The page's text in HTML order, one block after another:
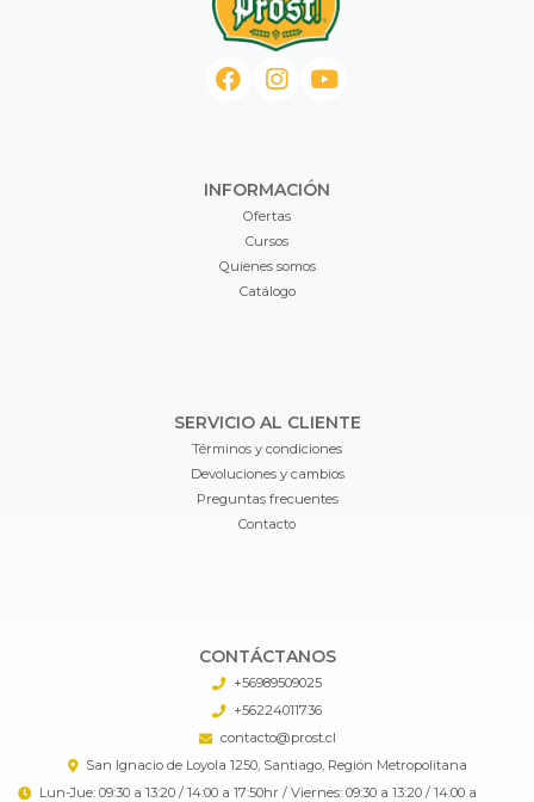
INFORMACIÓN
Ofertas
Cursos
Quienes somos
Catálogo
SERVICIO AL CLIENTE
Términos y condiciones
Devoluciones y cambios
Preguntas frecuentes
Contacto
CONTÁCTANOS
+56989509025
+56224011736
contacto@prost.cl
San Ignacio de Loyola 1250, Santiago, Región Metropolitana
Lun-Jue: 09:30 a 13:20 / 14:00 a 17:50hr / Viernes: 09:30 a 13:20 / 14:00 a